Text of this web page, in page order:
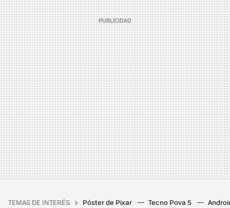
TEMAS DE INTERÉS Póster de Pixar Tecno Pova 5